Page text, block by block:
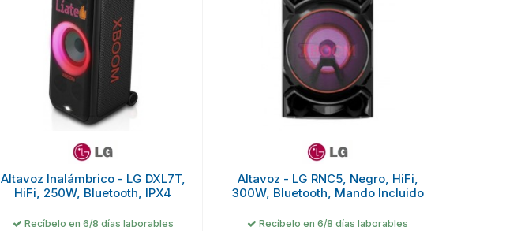
Altavoz Inalámbrico - LG DXL7T,
HiFi, 250W, Bluetooth, IPX4
Recíbelo en 6/8 días laborables
Altavoz - LG RNC5, Negro, HiFi,
300W, Bluetooth, Mando Incluido
Recíbelo en 6/8 días laborables